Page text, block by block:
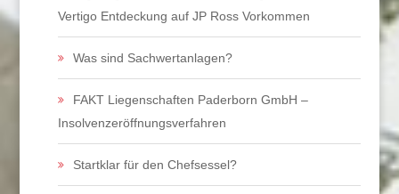
Vertigo Entdeckung auf JP Ross Vorkommen
Was sind Sachwertanlagen?
FAKT Liegenschaften Paderborn GmbH –
Insolvenzeröffnungsverfahren
Startklar für den Chefsessel?